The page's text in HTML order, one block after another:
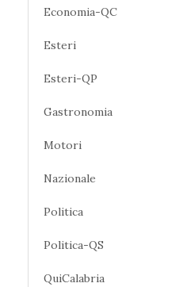
Economia-QC
Esteri
Esteri-QP
Gastronomia
Motori
Nazionale
Politica
Politica-QS
QuiCalabria